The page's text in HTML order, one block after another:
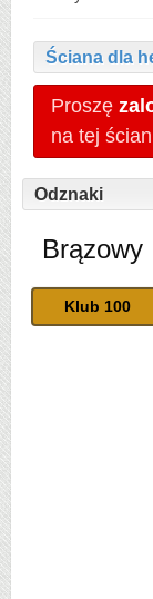
Ściana dla
Proszę
na tej
Odznaki
Brązowy
Klub 100